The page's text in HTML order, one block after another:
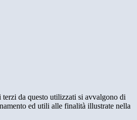
da questo utilizzati si avvalgono di
ed utili alle finalità illustrate nella